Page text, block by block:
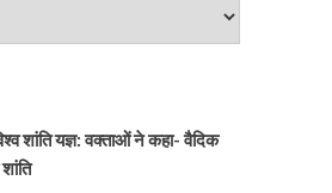
शांति यज्ञ: वक्ताओं ने कहा- वैदिक